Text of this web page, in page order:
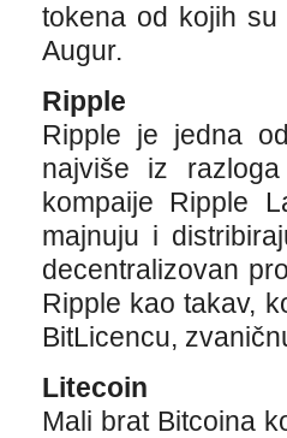
tokena od kojih su
Augur.
Ripple
Ripple je jedna
najviše iz
kompaije Ripple
majnuju i
decentralizovan
Ripple kao takav,
BitLicencu,
Litecoin
Mali brat Bitcoina